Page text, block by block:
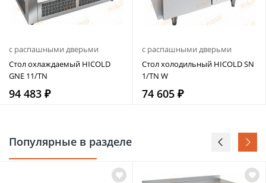
с распашными дверьми
Стол охлаждаемый HICOLD
GNE 11/TN
94 483 ₽
с распашными дверьми
Стол холодильный HICOLD SN
1/TN W
74 605 ₽
Популярные в разделе